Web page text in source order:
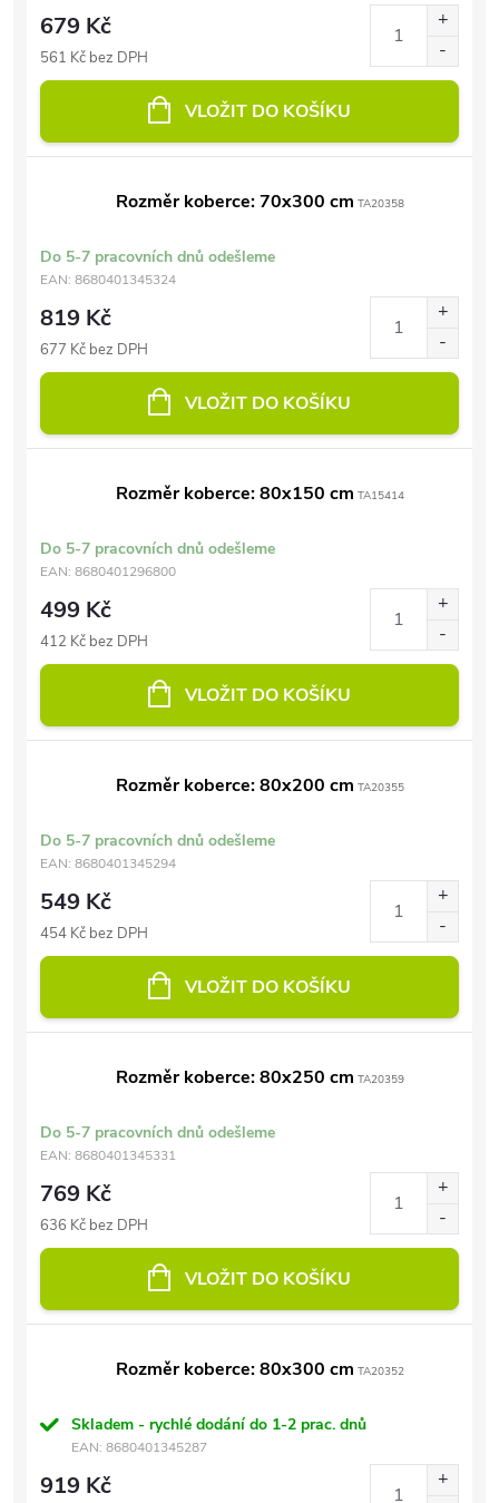
679 Kč
561 Kč bez DPH
VLOŽIT DO KOŠÍKU
Rozměr koberce: 70x300 cm TA20358
Do 5-7 pracovních dnů odešleme
EAN: 8680401345324
819 Kč
677 Kč bez DPH
VLOŽIT DO KOŠÍKU
Rozměr koberce: 80x150 cm TA15414
Do 5-7 pracovních dnů odešleme
EAN: 8680401296800
499 Kč
412 Kč bez DPH
VLOŽIT DO KOŠÍKU
Rozměr koberce: 80x200 cm TA20355
Do 5-7 pracovních dnů odešleme
EAN: 8680401345294
549 Kč
454 Kč bez DPH
VLOŽIT DO KOŠÍKU
Rozměr koberce: 80x250 cm TA20359
Do 5-7 pracovních dnů odešleme
EAN: 8680401345331
769 Kč
636 Kč bez DPH
VLOŽIT DO KOŠÍKU
Rozměr koberce: 80x300 cm TA20352
Skladem - rychlé dodání do 1-2 prac. dnů
EAN: 8680401345287
919 Kč